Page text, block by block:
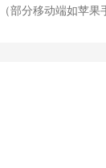
（部分移动端如苹